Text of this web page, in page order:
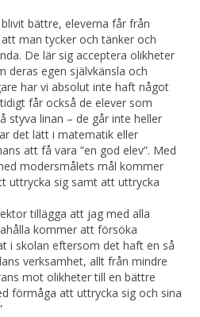
bättre, eleverna får från
man tycker och tänker och
De lär sig acceptera olikheter
deras egen självkänsla och
har vi absolut inte haft något
får också de elever som
styva linan – de går inte heller
det lätt i matematik eller
att få vara ”en god elev”. Med
modersmålets mål kommer
uttrycka sig samt att uttrycka
tillägga att jag med alla
kommer att försöka
i skolan eftersom det haft en så
verksamhet, allt från mindre
mot olikheter till en bättre
förmåga att uttrycka sig och sina